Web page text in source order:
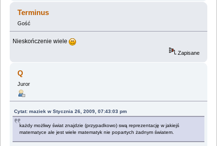
Terminus
Gość
Nieskończenie wiele
Zapisane
Q
Juror
Cytat: maziek w Stycznia 26, 2009, 07:43:03 pm
każdy możliwy świat znajdzie (przypadkowo) swą reprezentację w jakiejś
matematyce ale jest wiele matematyk nie popartych żadnym światem.